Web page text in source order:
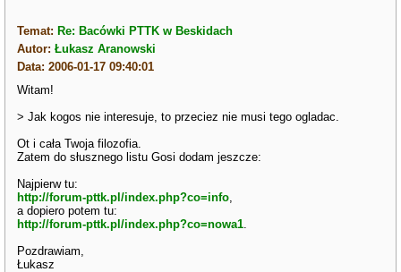
Temat: Re: Bacówki PTTK w Beskidach
Autor:Łukasz Aranowski
Data: 2006-01-17 09:40:01
Witam!
> Jak kogos nie interesuje, to przeciez nie musi tego ogladac.
Ot i cała Twoja filozofia.
Zatem do słusznego listu Gosi dodam jeszcze:
Najpierw tu:
http://forum-pttk.pl/index.php?co=info,
a dopiero potem tu:
http://forum-pttk.pl/index.php?co=nowa1.
Pozdrawiam,
Łukasz